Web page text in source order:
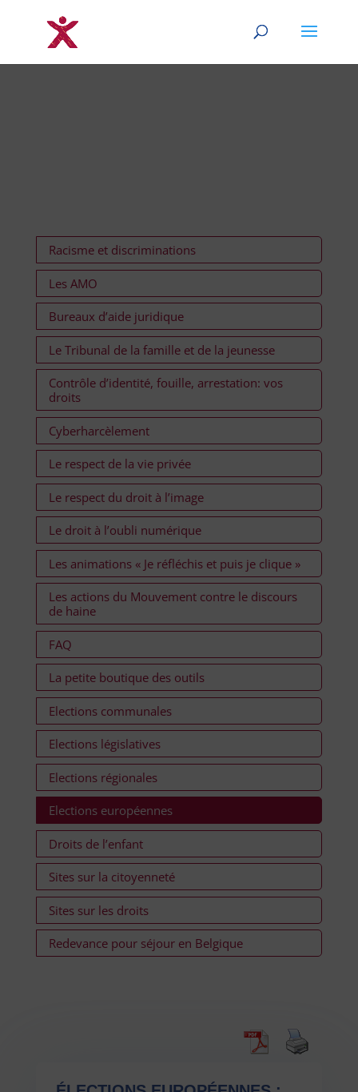
Racisme et discriminations
Les AMO
Bureaux d’aide juridique
Le Tribunal de la famille et de la jeunesse
Contrôle d’identité, fouille, arrestation: vos
droits
Cyberharcèlement
Le respect de la vie privée
Le respect du droit à l’image
Le droit à l’oubli numérique
Les animations « Je réfléchis et puis je clique »
Les actions du Mouvement contre le discours
de haine
FAQ
La petite boutique des outils
Elections communales
Elections législatives
Elections régionales
Elections européennes
Droits de l’enfant
Sites sur la citoyenneté
Sites sur les droits
Redevance pour séjour en Belgique